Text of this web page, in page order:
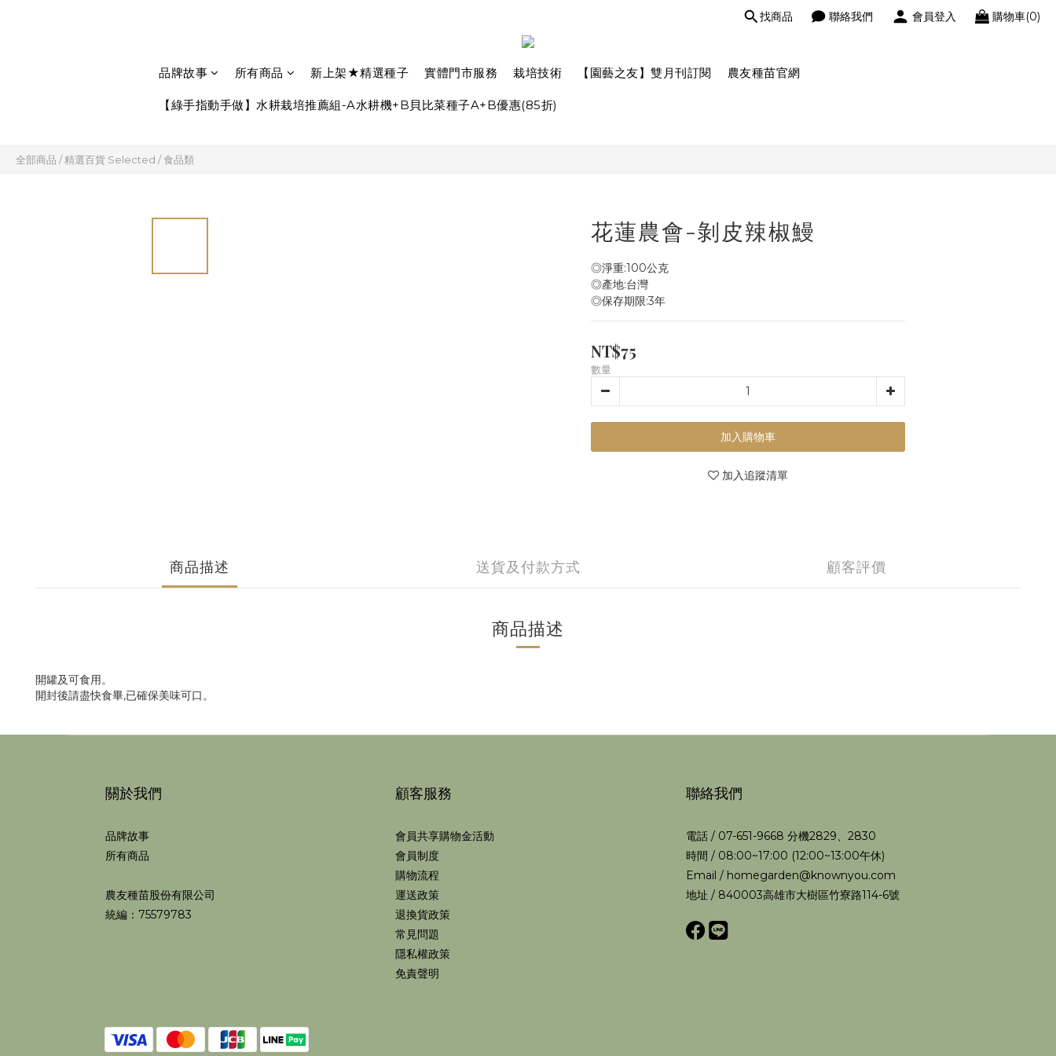
找商品 聯絡我們 會員登入 購物車(0)
品牌故事 所有商品 新上架★精選種子 實體門市服務 栽培技術 【園藝之友】雙月刊訂閱 農友種苗官網
【綠手指動手做】水耕栽培推薦組-A水耕機+B貝比菜種子A+B優惠(85折)
全部商品 /精選百貨 Selected /食品類
花蓮農會-剝皮辣椒鰻
◎淨重:100公克
◎產地:台灣
◎保存期限:3年
NT$75
數量
加入購物車
加入追蹤清單
商品描述 送貨及付款方式 顧客評價
商品描述
開罐及可食用。
開封後請盡快食畢,已確保美味可口。
關於我們
品牌故事
所有商品
農友種苗股份有限公司
統編：75579783
顧客服務
會員共享購物金活動
會員制度
購物流程
運送政策
退換貨政策
常見問題
隱私權政策
免責聲明
聯絡我們
電話 / 07-651-9668 分機2829、2830
時間 / 08:00~17:00 (12:00~13:00午休)
Email / homegarden@knownyou.com
地址 / 840003高雄市大樹區竹寮路114-6號